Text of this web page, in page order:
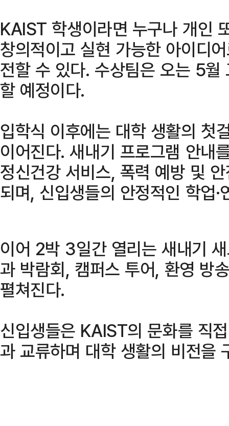
KAIST 학생이라면 누구나 개인
창의적이고 실현 가능한 아이디
전할 수 있다. 수상팀은 오는 5
할 예정이다.
입학식 이후에는 대학 생활의 첫
이어진다. 새내기 프로그램 안내
정신건강 서비스, 폭력 예방 및
되며, 신입생들의 안정적인 학업
이어 2박 3일간 열리는 새내기
과 박람회, 캠퍼스 투어, 환영 방
펼쳐진다.
신입생들은 KAIST의 문화를 직
과 교류하며 대학 생활의 비전을